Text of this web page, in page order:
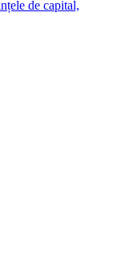
de capital,